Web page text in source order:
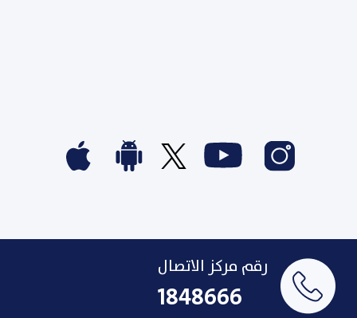
رقم مركز الاتصال
1848666